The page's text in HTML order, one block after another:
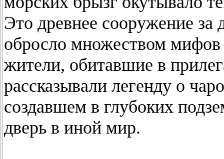
Это древнее сооружение за
обросло множеством
жители, обитавшие в
рассказывали легенду о
создавшем в глубоких
дверь в иной мир.